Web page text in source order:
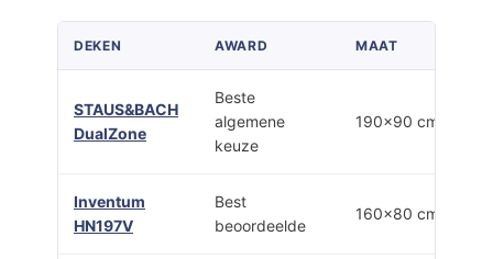
DEKEN AWARD MAAT
STAUS&BACH
DualZone
Beste
algemene
keuze
190×90 cm
Inventum
HN197V
Best
beoordeelde
160×80 cm